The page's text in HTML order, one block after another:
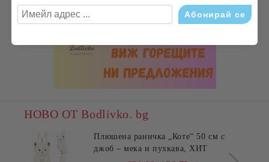
НОВО ОТ Bodlivko. bg
Плюшена раничка „Коте“ 50 см с
джоб – мека и пухкава, ХИТ